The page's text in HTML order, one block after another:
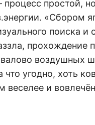
процесс простой,
«Сбором
поиска и
прохождение
воздушных
угодно, хоть
и